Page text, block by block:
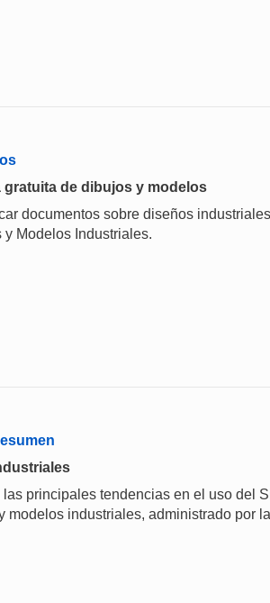
gratuita de dibujos y modelos
documentos sobre diseños
Modelos Industriales.
principales tendencias en el uso del
industriales, administrado por